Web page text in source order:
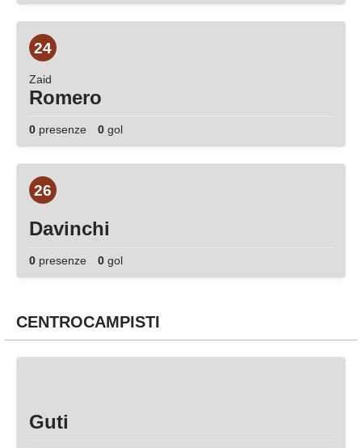
24
Zaid
Romero
0 presenze 0 gol
26
Davinchi
0 presenze 0 gol
CENTROCAMPISTI
Guti